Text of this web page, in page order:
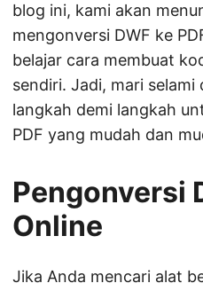
blog ini, kami akan
mengonversi DWF ke
belajar cara membuat
sendiri. Jadi, mari
langkah demi langkah
PDF yang mudah dan
Pengonversi
Online
Jika Anda mencari alat